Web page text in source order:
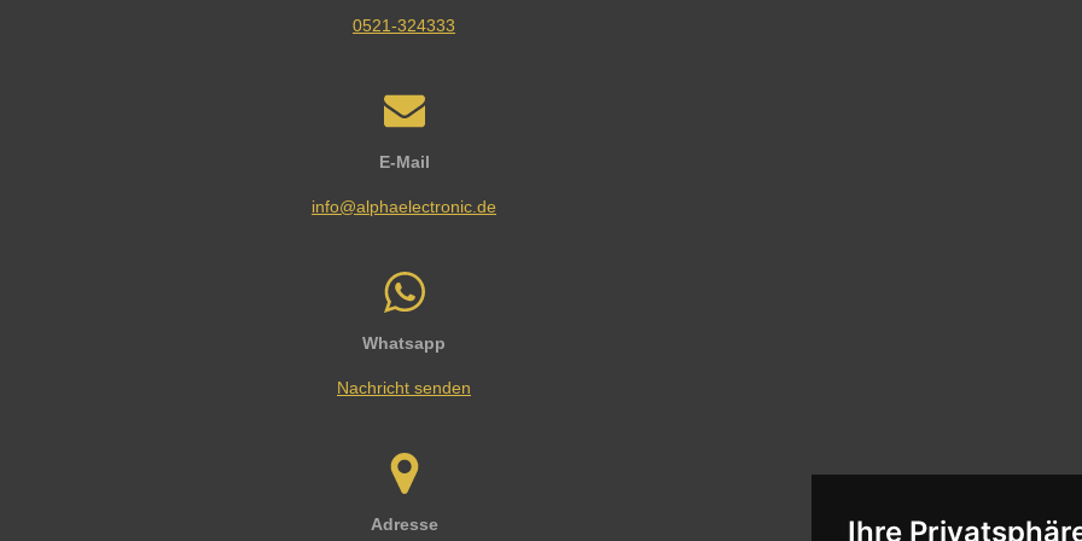
Ihre
0521-324333
E-Mail
info@alphaelectronic.de
Whatsapp
Nachricht senden
Adresse